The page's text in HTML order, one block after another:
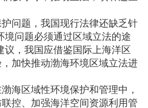
题，我国现行法律还缺乏针
境问题必须通过区域立法的途
议，我国应借鉴国际上海洋区
加快推动渤海环境区域立法进
区域性环境保护和管理中，
控、加强海洋空间资源利用管